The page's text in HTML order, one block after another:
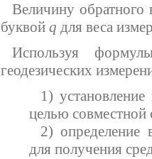
Величину
буквой q для веса
Используя
геодезических
1)
целью совместной
2) определение
для получения